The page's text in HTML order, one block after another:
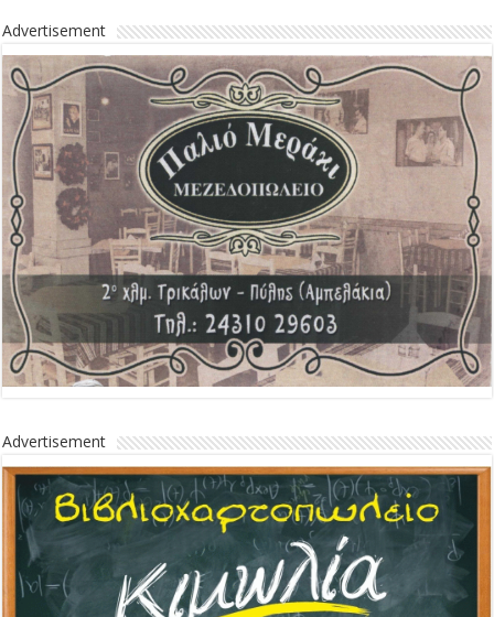
Advertisement
Advertisement